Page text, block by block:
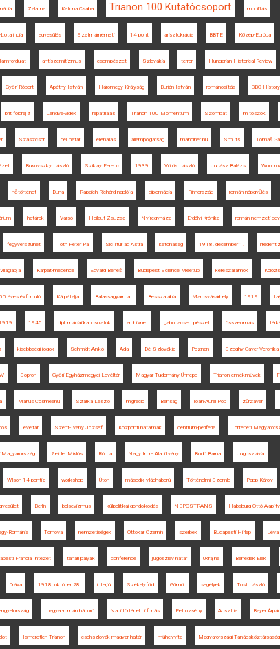
Zalatna Katona Csaba Trianon 100 Kutatócsoport mobilitás
egyesülés Szatmárnémeti 14 pont arisztokrácia BBTE Közép-Európa
antiszemitizmus csempészet Szlovákia terror Hungarian Historical Review
Győri Róbert Apáthy István Háromegy Királyság Burián István románosítás BBC History
brit földrajz Lendva-vidék repatriálás Trianon 100 Momentum Szombat mítoszok
Szászcsór déli határ ellenállás állampolgárság mandiner.hu Smuts Tomáš
Bukovszky László Sziklay Ferenc 1939 Vörös László Juhász Balázs
nőtörténet Duna Rapaich Richárd naplója diplomácia Finnország román népgyűlés
határok Varsó Heilauf Zsuzsa Nyíregyháza Erdélyi Krónika román nemzeti
fegyverszünet Tóth Péter Pál Sic Itur ad Astra katonaság 1918. december 1.
Kárpát-medence Edvard Beneš Budapest Science Meetup kérészállamok
éves évforduló Kárpátalja Balassagyarmat Besszarábia Marosvásárhely 1919
1945 diplomáciai kapcsolatok archívnet gabonacsempészet összeomlás
kisebbségi jogok Schmidt Anikó Ada Dél-Szlovákia Poznan Szeghy-Gayer Veronika
Sopron Győri Egyházmegyei Levéltár Magyar Tudomány Ünnepe Trianon-emlékművek
Marius Cosmeanu Szarka László migráció Bánság Ioan-Aurel Pop zűrzavar
levéltár Szent-Ivány József Központi hatalmak centrum-periféria Történeti
Magyarország Zeidler Miklós Róma Nagy Imre Alapítvány Bodó Barna Jugoszlávia
Wilson 14 pontja workshop Úton második világháború Történelmi Szemle Papp Károly
Berlin bolsevizmus külpolitikai gondolkodás NEPOSTRANS Habsburg Ottó
Románia Tornova nemzetiségek Ottokar Czernin szerbek Budapesti Hírlap Léva
Francia Intézet tanári pályák conference jugoszláv határ Ukrajna Benedek Elek
Dráva 1918. október 28. interjú Székelyföld Gömör segélyek Tost László
magyar-román háború Napi történelmi forrás Petrozsény Ausztria Bayer Árpád
Ismeretlen Trianon csehszlovák-magyar határ műhelyvita Magyarországi Tanácsköztársaság